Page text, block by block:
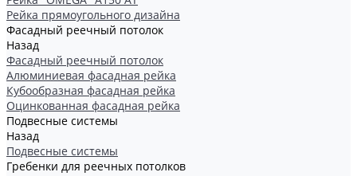
Рейка прямоугольного дизайна
Фасадный реечный потолок
Назад
Фасадный реечный потолок
Алюминиевая фасадная рейка
Кубообразная фасадная рейка
Оцинкованная фасадная рейка
Подвесные системы
Назад
Подвесные системы
Гребенки для реечных потолков